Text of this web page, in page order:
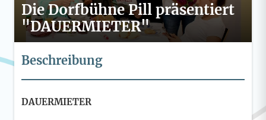
Die Dorfbühne Pill präsentiert
"DAUERMIETER"
Beschreibung
DAUERMIETER